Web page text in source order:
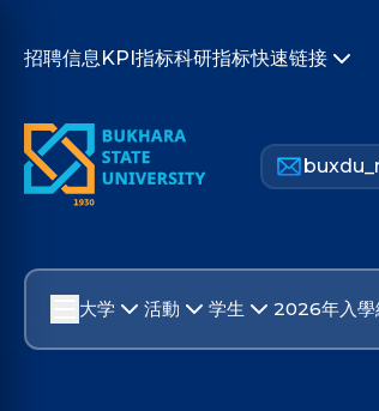
招聘信息KPI指标科研指标快速链接
大学 活動 学生 2026年入學